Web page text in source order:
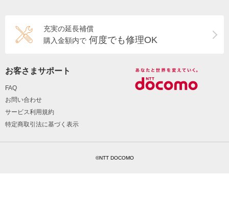
充実の延長補償
購入金額内で 何度でも修理OK
お客さまサポート
FAQ
お問い合わせ
サービス利用規約
特定商取引法に基づく表示
©NTT DOCOMO